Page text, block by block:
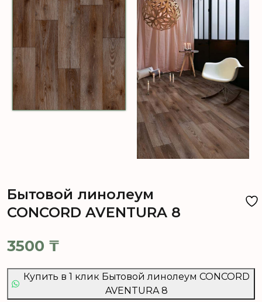
Бытовой линолеум
CONCORD AVENTURA 8
3500 ₸
Купить в 1 клик Бытовой линолеум CONCORD
AVENTURA 8